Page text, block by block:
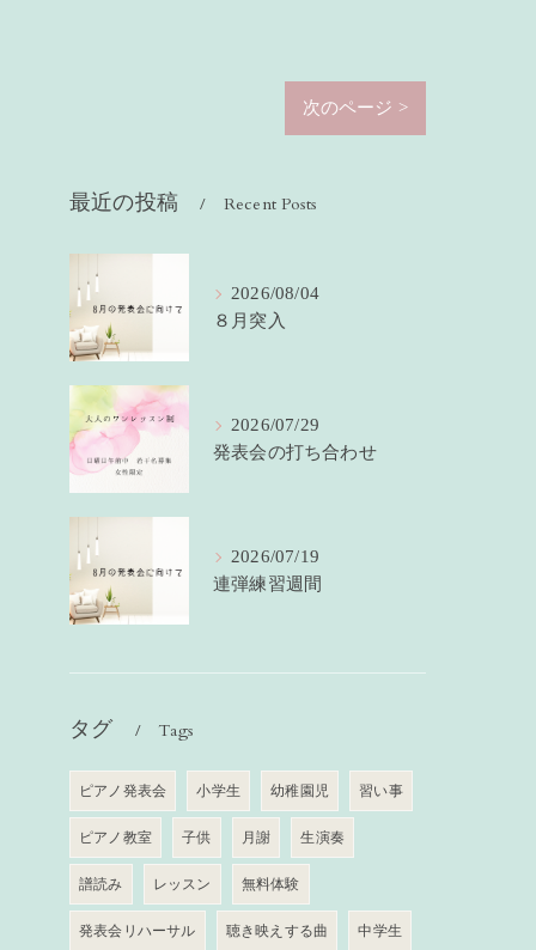
次のページ >
最近の投稿 Recent Posts
2026/08/04
８月突入
2026/07/29
発表会の打ち合わせ
2026/07/19
連弾練習週間
タグ Tags
ピアノ発表会 小学生 幼稚園児 習い事
ピアノ教室 子供 月謝 生演奏
譜読み レッスン 無料体験
発表会リハーサル 聴き映えする曲 中学生